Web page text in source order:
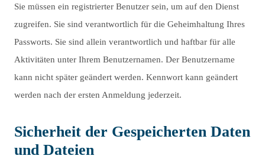
Sie müssen ein registrierter Benutzer sein, um auf den Dienst
zugreifen. Sie sind verantwortlich für die Geheimhaltung Ihres
Passworts. Sie sind allein verantwortlich und haftbar für alle
Aktivitäten unter Ihrem Benutzernamen. Der Benutzername
kann nicht später geändert werden. Kennwort kann geändert
werden nach der ersten Anmeldung jederzeit.
Sicherheit der Gespeicherten Daten
und Dateien